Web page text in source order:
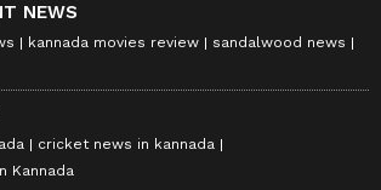
NEWS
kannada movies review
sandalwood news
cricket news in kannada
Kannada